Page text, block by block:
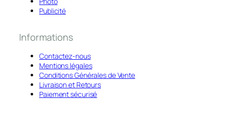
Publicité
Informations
Contactez-nous
Mentions légales
Conditions Générales de Vente
Livraison et Retours
Paiement sécurisé